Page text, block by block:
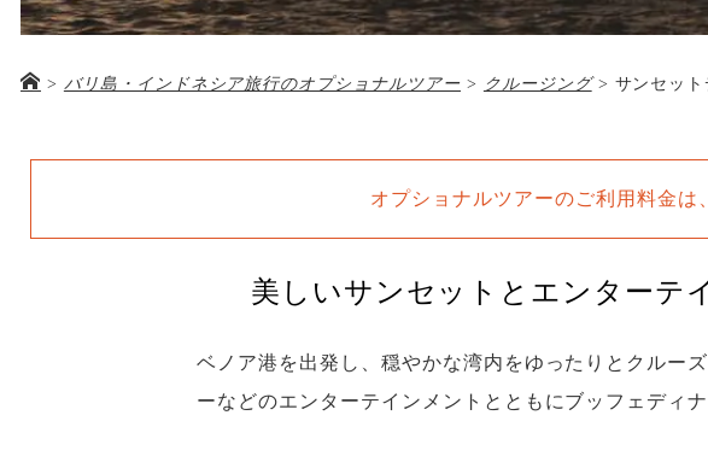
> バリ島・インドネシア旅行のオプショナルツアー> クルージング> サンセッ
オプショナルツアーのご利用料金は
美しいサンセットとエンターテ
ベノア港を出発し、穏やかな湾内をゆったりとクルー
ーなどのエンターテインメントとともにブッフェディ